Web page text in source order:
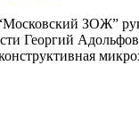
ЗОЖ”
Георгий